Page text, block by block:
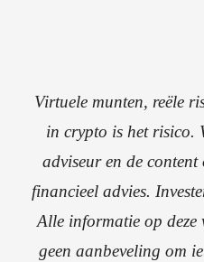
Virtuele munten, reële
in crypto is het risico.
adviseur en de content
financieel advies.
Alle informatie op deze
geen aanbeveling om